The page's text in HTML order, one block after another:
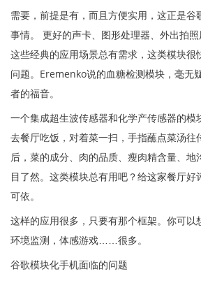
需要，前提是有，而且方便实用，这正是谷
事情。 更好的声卡、图形处理器、外出拍照
这些经典的应用场景总有需求，这类模块很
问题。Eremenko说的血糖检测模块，毫无
者的福音。
一个集成超生波传感器和化学产传感器的模
去餐厅吃饭，对着菜一扫，手指蘸点菜汤
后，菜的成分、肉的品质、瘦肉精含量、地
目了然。这类模块总有用吧？给这家餐厅好
可依。
这样的应用很多，只要有那个框架。你可以
环境监测，体感游戏……很多。
谷歌模块化手机面临的问题